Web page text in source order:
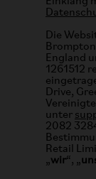
Die
England
1261512
Drive,
unter
2082
Retail
„wir“, „